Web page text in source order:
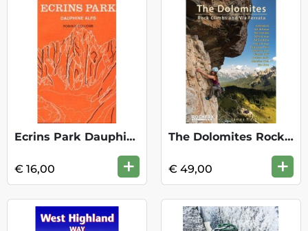
Ecrins Park Dauphine Alps
€ 16,00 +
The Dolomites Rockfax Rock Climbs/Via Fe
€ 49,00 +